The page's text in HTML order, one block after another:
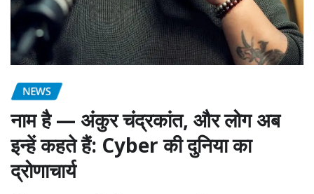
NEWS
नाम है — अंकुर चंद्रकांत, और लोग अब
इन्हें कहते हैं: Cyber की दुनिया का
द्रोणाचार्य